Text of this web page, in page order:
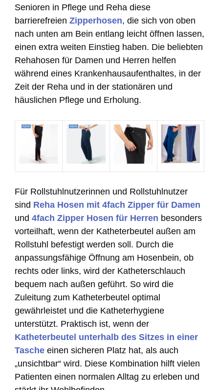
Senioren in Pflege und Reha diese
barrierefreien Zipperhosen, die sich von oben
nach unten am Bein entlang leicht öffnen lassen,
einen extra weiten Einstieg haben. Die beliebten
Rehahosen für Damen und Herren helfen
während eines Krankenhausaufenthaltes, in der
Zeit der Reha und in der stationären und
häuslichen Pflege und Erholung.
Für Rollstuhlnutzerinnen und Rollstuhlnutzer
sind Reha Hosen mit 4fach Zipper für Damen
und 4fach Zipper Hosen für Herren besonders
vorteilhaft, wenn der Katheterbeutel außen am
Rollstuhl befestigt werden soll. Durch die
anpassungsfähige Öffnung am Hosenbein, ob
rechts oder links, wird der Katheterschlauch
bequem nach außen geführt. So wird die
Zuleitung zum Katheterbeutel optimal
gewährleistet und die Katheterhygiene
unterstützt. Praktisch ist, wenn der
Katheterbeutel unterhalb des Sitzes in einer
Tasche einen sicheren Platz hat, als auch
„unsichtbar“ wird. Diese Kombination hilft vielen
Patienten einen normalen Alltag zu erleben und